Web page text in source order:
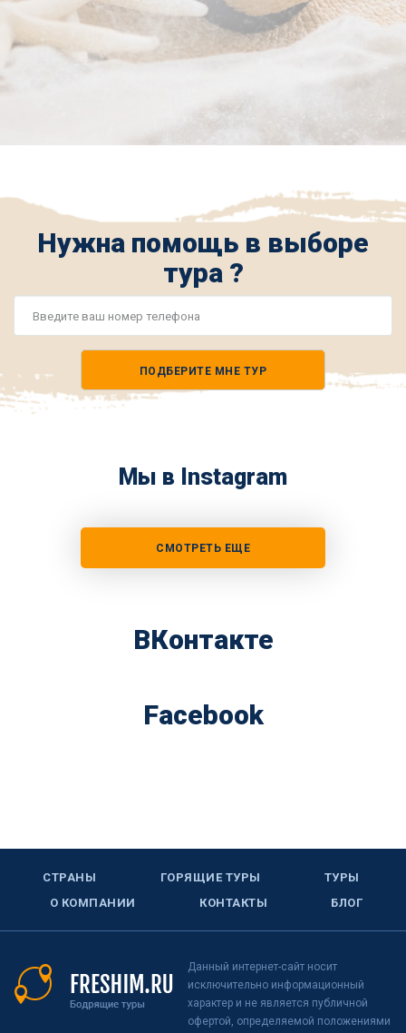
Нужна помощь в выборе
тура ?
ПОДБЕРИТЕ МНЕ ТУР
Мы в Instagram
СМОТРЕТЬ ЕЩЕ
ВКонтакте
Facebook
СТРАНЫ ГОРЯЩИЕ ТУРЫ
ТУРЫ
О КОМПАНИИ
КОНТАКТЫ БЛОГ
Данный интернет-сайт носит
исключительно информационный
характер и не является публичной
офертой, определяемой положениями